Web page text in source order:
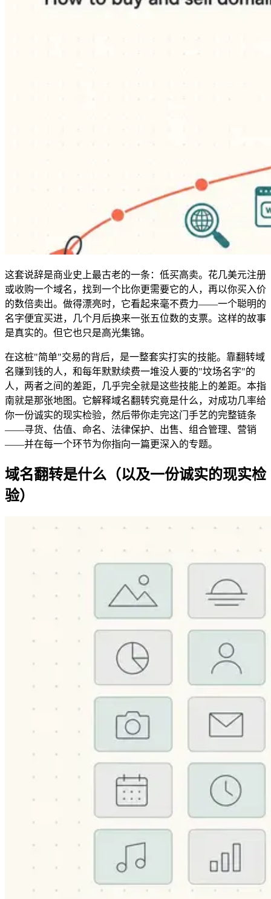
这套说辞是商业史上最古老的一条：低买高卖。花几美元注册
或收购一个域名，找到一个比你更需要它的人，再以你买入价
的数倍卖出。做得漂亮时，它看起来毫不费力——一个聪明的
名字便宜买进，几个月后换来一张五位数的支票。这样的故事
是真实的。但它也只是高光集锦。
在这桩"简单"交易的背后，是一整套实打实的技能。靠翻转域
名赚到钱的人，和每年默默续费一堆没人要的"坟场名字"的
人，两者之间的差距，几乎完全就是这些技能上的差距。本指
南就是那张地图。它解释域名翻转究竟是什么，对成功几率给
你一份诚实的现实检验，然后带你走完这门手艺的完整链条
——寻货、估值、命名、法律保护、出售、组合管理、营销
——并在每一个环节为你指向一篇更深入的专题。
域名翻转是什么（以及一份诚实的现实检
验）